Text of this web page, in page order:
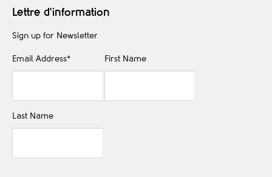
Lettre d'information
Sign up for Newsletter
Email Address* First Name
Last Name